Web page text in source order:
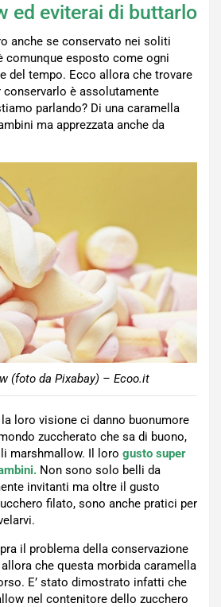
ed eviterai di buttarlo
anche se conservato nei soliti
comunque esposto come ogni
del tempo. Ecco allora che trovare
conservarlo è assolutamente
parlando? Di una caramella
ma apprezzata anche da
(foto da Pixabay) – Ecoo.it
loro visione ci danno buonumore
zuccherato che sa di buono,
marshmallow. Il loro gusto super
Non sono solo belli da
invitanti ma oltre il gusto
filato, sono anche pratici per
il problema della conservazione
che questa morbida caramella
E’ stato dimostrato infatti che
nel contenitore dello zucchero